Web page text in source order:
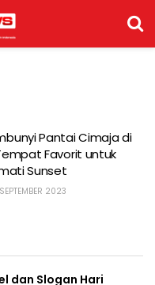
Pantai Cimaja di
Favorit untuk
Sunset
2023
dan Slogan Hari